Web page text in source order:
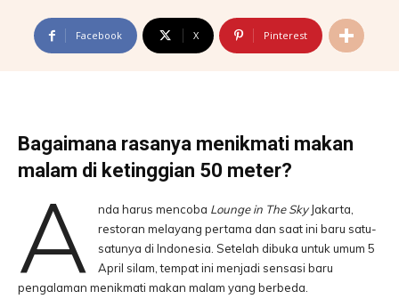
Facebook X Pinterest
Bagaimana rasanya menikmati makan
malam di ketinggian 50 meter?
A nda harus mencoba Lounge in The SkyJakarta,
restoran melayang pertama dan saat ini baru satu-
satunya di Indonesia. Setelah dibuka untuk umum 5
April silam, tempat ini menjadi sensasi baru
pengalaman menikmati makan malam yang berbeda.